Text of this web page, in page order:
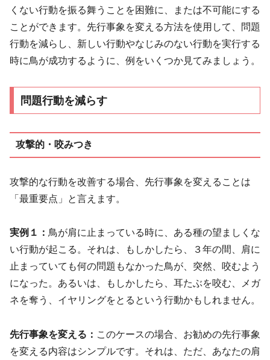
くない行動を振る舞うことを困難に、または不可能にする
ことができます。先行事象を変える方法を使用して、問題
行動を減らし、新しい行動やなじみのない行動を実行する
時に鳥が成功するように、例をいくつか見てみましょう。
問題行動を減らす
攻撃的・咬みつき
攻撃的な行動を改善する場合、先行事象を変えることは
「最重要点」と言えます。
実例１： 鳥が肩に止まっている時に、ある種の望ましくな
い行動が起こる。それは、もしかしたら、３年の間、肩に
止まっていても何の問題もなかった鳥が、突然、咬むよう
になった。あるいは、もしかしたら、耳たぶを咬む、メガ
ネを奪う、イヤリングをとるという行動かもしれません。
先行事象を変える： このケースの場合、お勧めの先行事象
を変える内容はシンプルです。それは、ただ、あなたの肩